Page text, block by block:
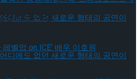
성적인 여정’